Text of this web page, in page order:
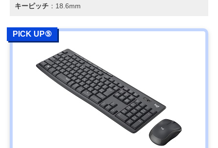
キーピッチ ：18.6mm
PICK UP⑤